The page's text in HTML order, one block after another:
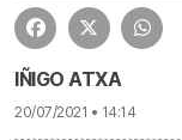
IÑIGO ATXA
20/07/2021 • 14:14